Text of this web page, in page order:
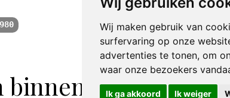
Wij maken gebruik van
surfervaring op onze
advertenties te tonen, om
waar onze bezoekers
Ik ga akkoord Ik weiger
de categorie